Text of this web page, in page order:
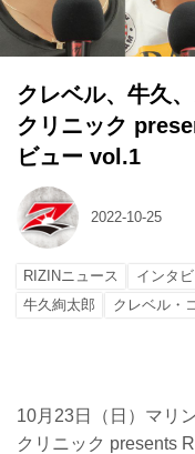
クレベル、牛久
クリニック
ビュー vol.1
2022-10-25
RIZINニュース インタ
牛久絢太郎
クレベル・
10月23日（日）マリ
クリニック presents